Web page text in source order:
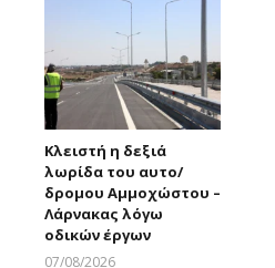
Κλειστή η δεξιά
λωρίδα του αυτο/
δρομου Αμμοχώστου –
Λάρνακας λόγω
οδικών έργων
07/08/2026